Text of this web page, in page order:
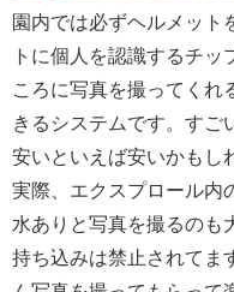
園内では必ずヘルメット
トに個人を認識するチッ
ころに写真を撮ってくれ
きるシステムです。すご
安いといえば安いかもし
実際、エクスプロール内
水ありと写真を撮るのも
持ち込みは禁止されてま